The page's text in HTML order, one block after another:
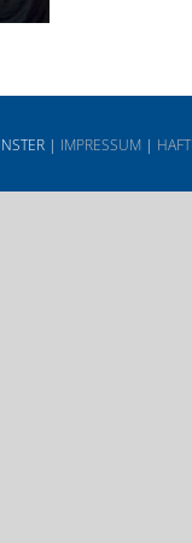
| IMPRESSUM |